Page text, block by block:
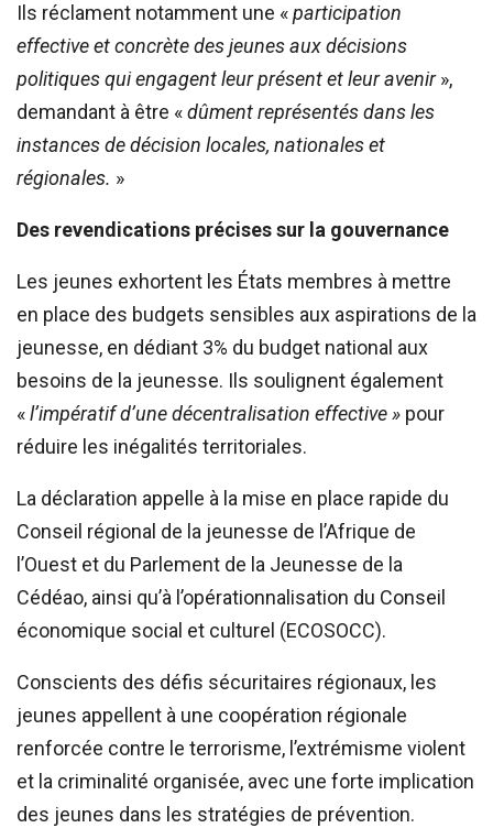
Ils réclament notamment une «participation
effective et concrète des jeunes aux décisions
politiques qui engagent leur présent et leur avenir»,
demandant à être «dûment représentés dans les
instances de décision locales, nationales et
régionales. »
Des revendications précises sur la gouvernance
Les jeunes exhortent les États membres à mettre
en place des budgets sensibles aux aspirations de la
jeunesse, en dédiant 3% du budget national aux
besoins de la jeunesse. Ils soulignent également
«l’impératif d’une décentralisation effective » pour
réduire les inégalités territoriales.
La déclaration appelle à la mise en place rapide du
Conseil régional de la jeunesse de l’Afrique de
l’Ouest et du Parlement de la Jeunesse de la
Cédéao, ainsi qu’à l’opérationnalisation du Conseil
économique social et culturel (ECOSOCC).
Conscients des défis sécuritaires régionaux, les
jeunes appellent à une coopération régionale
renforcée contre le terrorisme, l’extrémisme violent
et la criminalité organisée, avec une forte implication
des jeunes dans les stratégies de prévention.